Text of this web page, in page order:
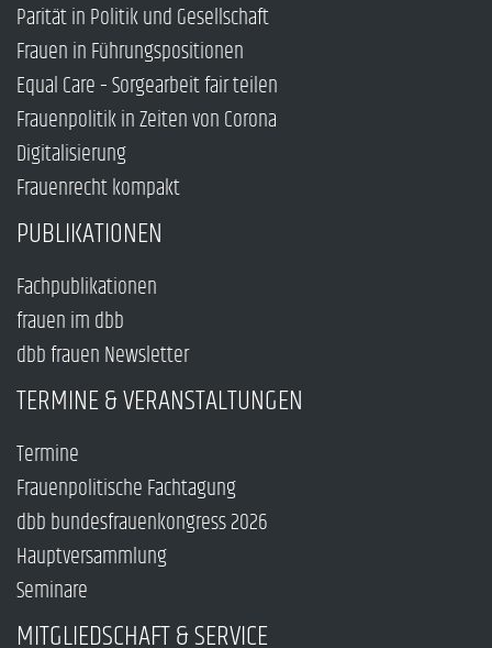
Parität in Politik und Gesellschaft
Frauen in Führungspositionen
Equal Care – Sorgearbeit fair teilen
Frauenpolitik in Zeiten von Corona
Digitalisierung
Frauenrecht kompakt
PUBLIKATIONEN
Fachpublikationen
frauen im dbb
dbb frauen Newsletter
TERMINE & VERANSTALTUNGEN
Termine
Frauenpolitische Fachtagung
dbb bundesfrauenkongress 2026
Hauptversammlung
Seminare
MITGLIEDSCHAFT & SERVICE